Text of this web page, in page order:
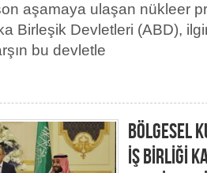
aşamaya ulaşan nükleer
Birleşik Devletleri (ABD),
bu devletle
BÖLGESEL
İŞ BİRLİĞİ